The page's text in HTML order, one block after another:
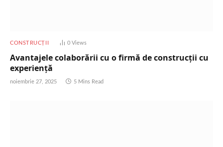
CONSTRUCȚII 0Views
Avantajele colaborării cu o firmă de construcții cu
experiență
noiembrie 27, 2025 5 Mins Read